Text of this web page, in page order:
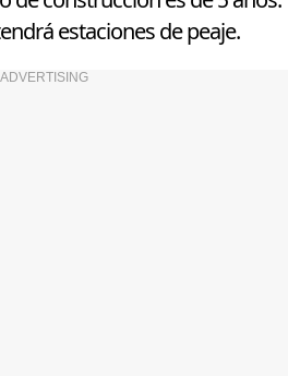
estaciones de peaje.
ADVERTISING